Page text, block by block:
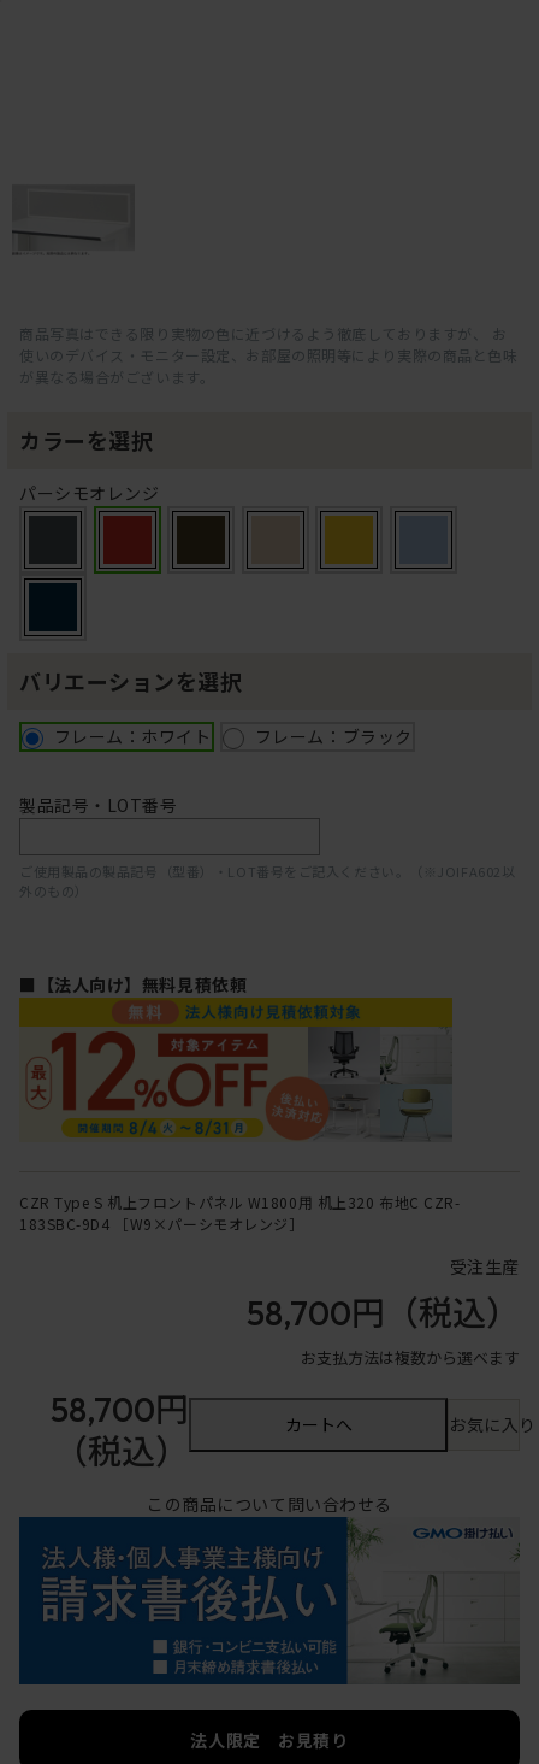
商品写真はできる限り実物の色に近づけるよう徹底しておりますが、 お
使いのデバイス・モニター設定、お部屋の照明等により実際の商品と色味
が異なる場合がございます。
カラーを選択
パーシモオレンジ
バリエーションを選択
フレーム：ホワイト フレーム：ブラック
製品記号・LOT番号
ご使用製品の製品記号（型番）・LOT番号をご記入ください。（※JOIFA602以
外のもの）
■【法人向け】無料見積依頼
CZR Type S 机上フロントパネル W1800用 机上320 布地C CZR-
183SBC-9D4 ［W9×パーシモオレンジ］
受注生産
58,700円 （税込）
お支払方法は複数から選べます
58,700円
（税込）
カートへ お気に入
この商品について問い合わせる
法人限定 お見積り